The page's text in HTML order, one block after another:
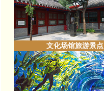
文化场馆旅游景点